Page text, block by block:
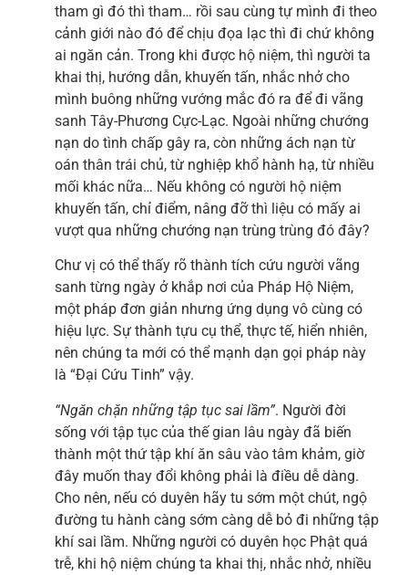
tham gì đó thì tham… rồi sau cùng tự mình đi theo
cảnh giới nào đó để chịu đọa lạc thì đi chứ không
ai ngăn cản. Trong khi được hộ niệm, thì người ta
khai thị, hướng dẫn, khuyến tấn, nhắc nhở cho
mình buông những vướng mắc đó ra để đi vãng
sanh Tây-Phương Cực-Lạc. Ngoài những chướng
nạn do tình chấp gây ra, còn những ách nạn từ
oán thân trái chủ, từ nghiệp khổ hành hạ, từ nhiều
mối khác nữa… Nếu không có người hộ niệm
khuyến tấn, chỉ điểm, nâng đỡ thì liệu có mấy ai
vượt qua những chướng nạn trùng trùng đó đây?
Chư vị có thể thấy rõ thành tích cứu người vãng
sanh từng ngày ở khắp nơi của Pháp Hộ Niệm,
một pháp đơn giản nhưng ứng dụng vô cùng có
hiệu lực. Sự thành tựu cụ thể, thực tế, hiển nhiên,
nên chúng ta mới có thể mạnh dạn gọi pháp này
là “Đại Cứu Tinh” vậy.
“Ngăn chặn những tập tục sai lầm”. Người đời
sống với tập tục của thế gian lâu ngày đã biến
thành một thứ tập khí ăn sâu vào tâm khảm, giờ
đây muốn thay đổi không phải là điều dễ dàng.
Cho nên, nếu có duyên hãy tu sớm một chút, ngộ
đường tu hành càng sớm càng dễ bỏ đi những tập
khí sai lầm. Những người có duyên học Phật quá
trễ, khi hộ niệm chúng ta khai thị, nhắc nhở, nhiều